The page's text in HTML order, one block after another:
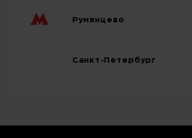
Румянцево
Санкт-Петербург